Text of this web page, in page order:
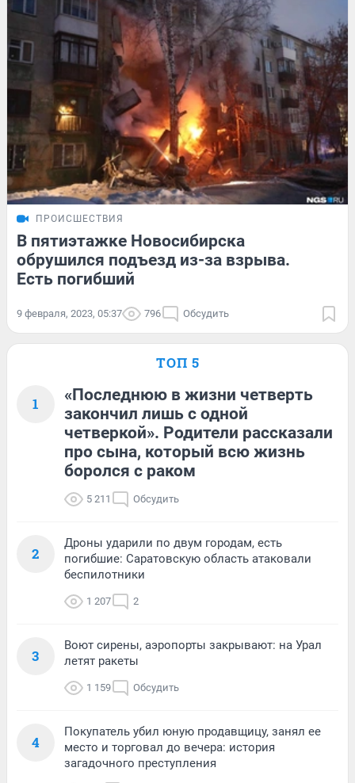
ПРОИСШЕСТВИЯ
В пятиэтажке Новосибирска
обрушился подъезд из-за взрыва.
Есть погибший
9 февраля, 2023, 05:37 796 Обсудить
ТОП 5
1
«Последнюю в жизни четверть
закончил лишь с одной
четверкой». Родители рассказали
про сына, который всю жизнь
боролся с раком
5 211 Обсудить
2
Дроны ударили по двум городам, есть
погибшие: Саратовскую область атаковали
беспилотники
1 207 2
3
Воют сирены, аэропорты закрывают: на Урал
летят ракеты
1 159 Обсудить
4
Покупатель убил юную продавщицу, занял ее
место и торговал до вечера: история
загадочного преступления